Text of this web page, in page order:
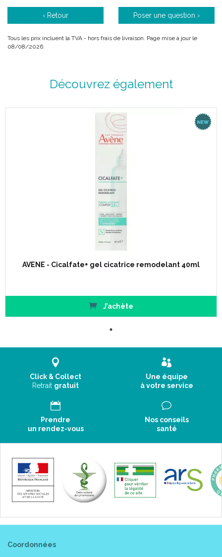
‹ Retour Poser une question ›
Tous les prix incluent la TVA - hors frais de livraison. Page mise à jour le
08/08/2026.
Découvrez également
AVENE - Cicalfate+ gel cicatrice remodelant 40ml
J’achète
Click & Collect
Retrait gratuit
Une équipe
à votre service
Prendre
un rendez-vous
Nos conseils
santé
Coordonnées